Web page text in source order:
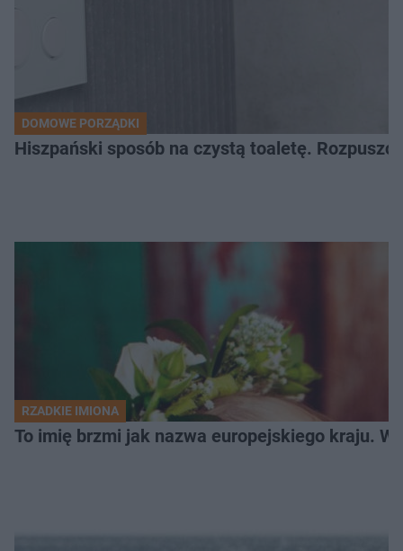
DOMOWE PORZĄDKI
Hiszpański sposób na czystą toaletę.
RZADKIE IMIONA
To imię brzmi jak nazwa europejskiego kraju.